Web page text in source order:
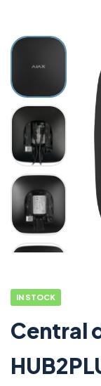
IN STOCK
Central